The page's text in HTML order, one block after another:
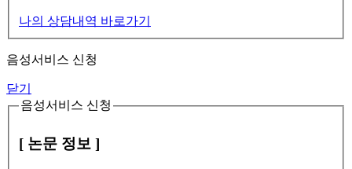
나의 상담내역 바로가기
음성서비스 신청
닫기
음성서비스 신청
[ 논문 정보 ]